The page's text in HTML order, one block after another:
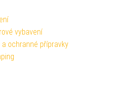
vybavení
ochranné přípravky